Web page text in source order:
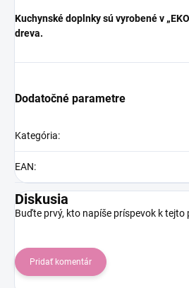
Kuchynské doplnky sú vyrobené v
dreva.
Dodatočné parametre
Kategória:
EAN:
Diskusia
Buďte prvý, kto napíše príspevok k tejto
Pridať komentár